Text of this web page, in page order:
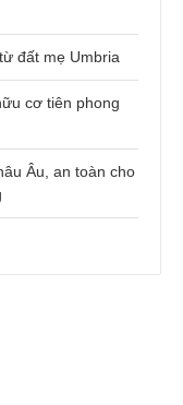
đất mẹ Umbria
cơ tiên phong
Âu, an toàn cho